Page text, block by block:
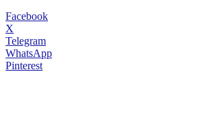
Facebook
X
Telegram
WhatsApp
Pinterest